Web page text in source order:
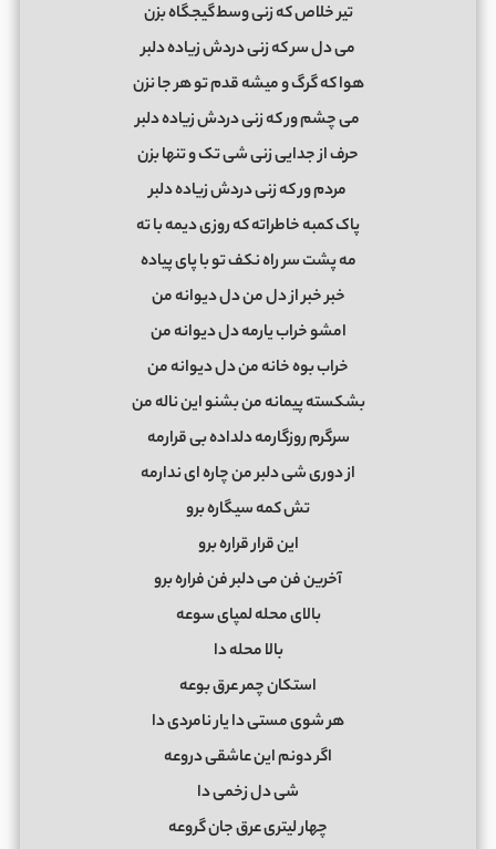
ﺗﻴﺮ ﺧﻠﺎص ﻛﻪ زﻧﻰ وﺳﻄ ﮔﻴﺠﮕﺎه ﺑﺰن
ﻣﻰ دل ﺳﺮ ﻛﻪ زﻧﻰ دردش زﻳﺎده دﻟﺒﺮ
ﻫﻮا ﻛﻪ ﮔﺮگ و ﻣﻴﺸﻪ ﻗﺪم ﺗﻮ ﻫﺮ ﺟﺎ ﻧﺰن
ﻣﻰ ﭼﺸﻢ ور ﻛﻪ زﻧﻰ دردش زﻳﺎده دﻟﺒﺮ
ﺣﺮف از ﺟﺪاﻳﻰ زﻧﻰ ﺷﻰ ﺗﮏ و ﺗﻨﻬﺎ ﺑﺰن
ﻣﺮدم ور ﻛﻪ زﻧﻰ دردش زﻳﺎده دﻟﺒﺮ
ﭘﺎک ﻛﻤﺒﻪ ﺧﺎﻃﺮاﺗﻪ ﻛﻪ روزی دﻳﻤﻪ ﺑﺎ ﺗﻪ
ﻣﻪ ﭘﺸﺖ ﺳﺮ راه ﻧﻜﻒ ﺗﻮ ﺑﺎ ﭘﺎی ﭘﻴﺎده
ﺧﺒﺮ ﺧﺒﺮ از دل ﻣﻦ دل دﻳﻮاﻧﻪ ﻣﻦ
اﻣﺸﻮ ﺧﺮاب ﻳﺎرﻣﻪ دل دﻳﻮاﻧﻪ ﻣﻦ
ﺧﺮاب ﺑﻮه ﺧﺎﻧﻪ ﻣﻦ دل دﻳﻮاﻧﻪ ﻣﻦ
ﺑﺸﻜﺴﺘﻪ ﭘﻴﻤﺎﻧﻪ ﻣﻦ ﺑﺸﻨﻮ اﻳﻦ ﻧﺎﻟﻪ ﻣﻦ
ﺳﺮﮔﺮم روزﮔﺎرﻣﻪ دﻟﺪاده ﺑﻰ ﻗﺮارﻣﻪ
از دوری ﺷﻰ دﻟﺒﺮ ﻣﻦ ﭼﺎره ای ﻧﺪارﻣﻪ
ﺗﺶ ﻛﻤﻪ ﺳﻴﮕﺎره ﺑﺮو
اﻳﻦ ﻗﺮار ﻗﺮاره ﺑﺮو
آﺧﺮﻳﻦ ﻓﻦ ﻣﻰ دﻟﺒﺮ ﻓﻦ ﻓﺮاره ﺑﺮو
ﺑﺎﻟﺎی ﻣﺤﻠﻪ ﻟﻤﭙﺎی ﺳﻮﻋﻪ
ﺑﺎﻟﺎ ﻣﺤﻠﻪ دا
اﺳﺘﻜﺎن ﭼﻤﺮ ﻋﺮق ﺑﻮﻋﻪ
ﻫﺮ ﺷﻮی ﻣﺴﺘﻰ دا ﻳﺎر ﻧﺎﻣﺮدی دا
اﮔﺮ دوﻧﻢ اﻳﻦ ﻋﺎﺷﻘﻰ دروﻋﻪ
ﺷﻰ دل زﺧﻤﻰ دا
ﭼﻬﺎر ﻟﻴﺘﺮی ﻋﺮق ﺟﺎن ﮔﺮوﻋﻪ